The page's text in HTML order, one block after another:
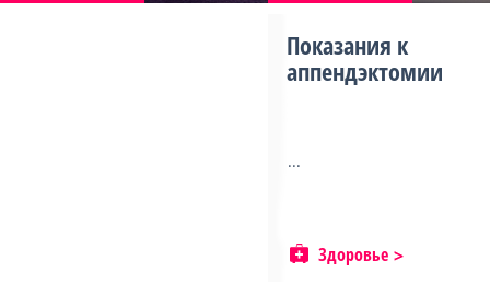
Показания к
аппендэктомии
...
Здоровье